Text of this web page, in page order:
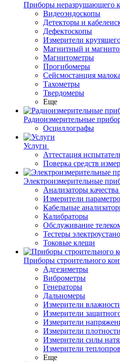
Приборы неразрушающего
Видеоэндоскопы
Детекторы и
Дефектоскопы
Измерители
Магнитный и
Магнитометры
Прогибомеры
Сейсмостанция
Тахометры
Твердомеры
Еще
Радиоизмерительные
Осциллографы
Услуги
Аттестация
Поверка средств
Электроизмерительные
Анализаторы
Измерители
Кабельные
Калибраторы
Обслуживание
Тестеры
Токовые клещи
Приборы строительного
Адгезиметры
Виброметры
Генераторы
Дальномеры
Измерители
Измерители
Измерители
Измерители
Измерители силы
Измерители
Еще